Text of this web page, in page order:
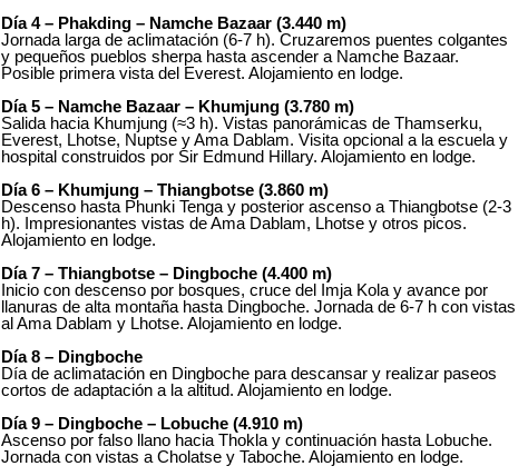
Día 4 – Phakding – Namche Bazaar (3.440 m)
Jornada larga de aclimatación (6-7 h). Cruzaremos puentes colgantes
y pequeños pueblos sherpa hasta ascender a Namche Bazaar.
Posible primera vista del Everest. Alojamiento en lodge.
Día 5 – Namche Bazaar – Khumjung (3.780 m)
Salida hacia Khumjung (≈3 h). Vistas panorámicas de Thamserku,
Everest, Lhotse, Nuptse y Ama Dablam. Visita opcional a la escuela y
hospital construidos por Sir Edmund Hillary. Alojamiento en lodge.
Día 6 – Khumjung – Thiangbotse (3.860 m)
Descenso hasta Phunki Tenga y posterior ascenso a Thiangbotse (2-3
h). Impresionantes vistas de Ama Dablam, Lhotse y otros picos.
Alojamiento en lodge.
Día 7 – Thiangbotse – Dingboche (4.400 m)
Inicio con descenso por bosques, cruce del Imja Kola y avance por
llanuras de alta montaña hasta Dingboche. Jornada de 6-7 h con vistas
al Ama Dablam y Lhotse. Alojamiento en lodge.
Día 8 – Dingboche
Día de aclimatación en Dingboche para descansar y realizar paseos
cortos de adaptación a la altitud. Alojamiento en lodge.
Día 9 – Dingboche – Lobuche (4.910 m)
Ascenso por falso llano hacia Thokla y continuación hasta Lobuche.
Jornada con vistas a Cholatse y Taboche. Alojamiento en lodge.